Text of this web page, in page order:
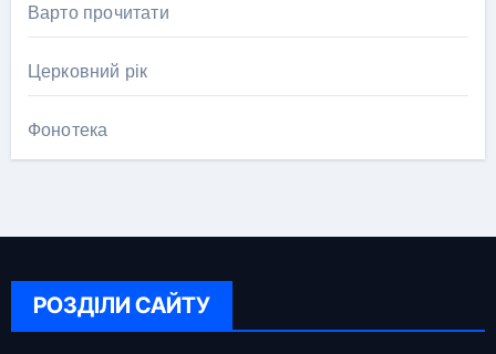
Варто прочитати
Церковний рік
Фонотека
РОЗДІЛИ САЙТУ